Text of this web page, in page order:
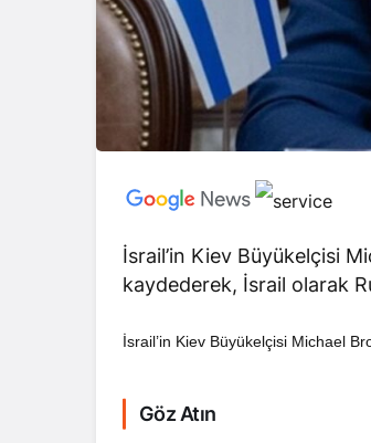
İsrail’in Kiev Büyükelçisi
kaydederek, İsrail olarak
İsrail’in Kiev Büyükelçisi Michael
Göz Atın
Devirmeye mi Çalışıyor?